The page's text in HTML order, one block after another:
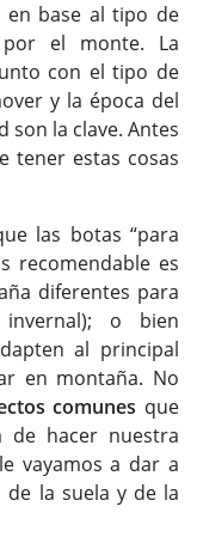
en base al tipo de
por el monte. La
con el tipo de
y la época del
son la clave. Antes
tener estas cosas
las botas “para
recomendable es
diferentes para
o bien
al principal
en montaña. No
comunes que
hacer nuestra
vayamos a dar a
de la suela y de la